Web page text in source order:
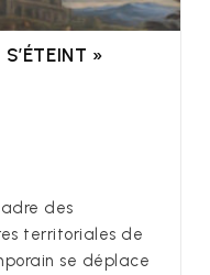
»
des
territoriales de
se déplace